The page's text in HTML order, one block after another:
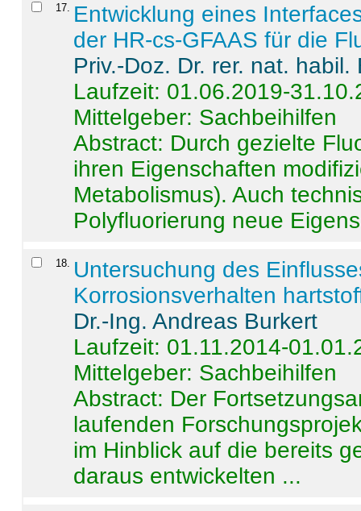
17
Entwicklung eines
der HR-cs-GFAAS für die
Priv.-Doz. Dr. rer. nat.
Laufzeit: 01.06.2019-
Mittelgeber: Sachbeihilfen
Abstract: Durch gezielte
ihren Eigenschaften
Metabolismus). Auch
Polyfluorierung neue
18
Untersuchung des
Korrosionsverhalten
Dr.-Ing. Andreas Burkert
Laufzeit: 01.11.2014-
Mittelgeber: Sachbeihilfen
Abstract: Der
laufenden
im Hinblick auf die bereits
daraus entwickelten ...